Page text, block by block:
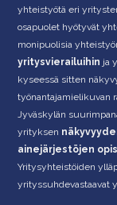
yhteistyötä eri
osapuolet hyötyvät
monipuolisia
yritysvierailuihin ja
kyseessä sitten
työnantajamielikuvan
Jyväskylän
yrityksen
ainejärjestöjen
Yritysyhteistöiden
yrityssuhdevastaavat